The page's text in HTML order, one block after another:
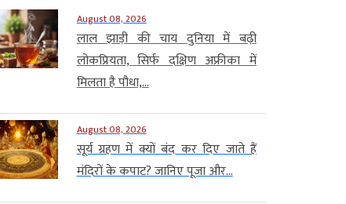
August 08, 2026
लाल झाड़ी की चाय दुनिया में बढ़ी
लोकप्रियता, सिर्फ दक्षिण अफ्रीका में
मिलता है पौधा,...
August 08, 2026
सूर्य ग्रहण में क्यों बंद कर दिए जाते हैं
मंदिरों के कपाट? जानिए पूजा और...